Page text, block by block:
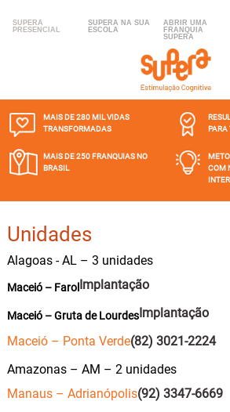
SUPERA
PRESENCIAL
SUPERA NA SUA
ESCOLA
ABRIR UMA
FRANQUIA
SUPERA
MAIS DE 280 MILVIDAS
TRANSFORMADAS
PARA
MAIS DE 250 FRANQUIASNO
BRASIL
COM
Unidades
Alagoas - AL – 3 unidades
Maceió – FarolImplantação
Maceió – Gruta de LourdesImplantação
Maceió – Ponta Verde(82) 3021-2224
Amazonas – AM – 2 unidades
Manaus – Adrianópolis(92) 3347-6669